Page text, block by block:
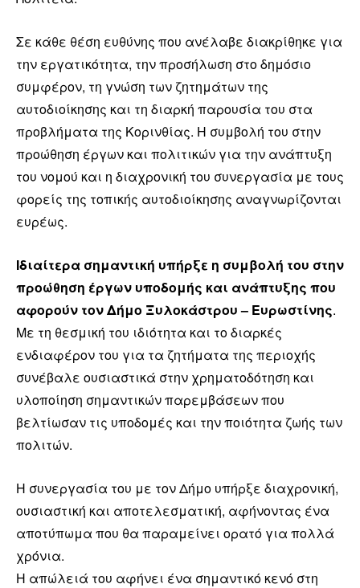
Σε κάθε θέση ευθύνης που ανέλαβε διακρίθηκε για
την εργατικότητα, την προσήλωση στο δημόσιο
συμφέρον, τη γνώση των ζητημάτων της
αυτοδιοίκησης και τη διαρκή παρουσία του στα
προβλήματα της Κορινθίας. Η συμβολή του στην
προώθηση έργων και πολιτικών για την ανάπτυξη
του νομού και η διαχρονική του συνεργασία με τους
φορείς της τοπικής αυτοδιοίκησης αναγνωρίζονται
ευρέως.
Ιδιαίτερα σημαντική υπήρξε η συμβολή του στην
προώθηση έργων υποδομής και ανάπτυξης που
αφορούν τον Δήμο Ξυλοκάστρου – Ευρωστίνης.
Με τη θεσμική του ιδιότητα και το διαρκές
ενδιαφέρον του για τα ζητήματα της περιοχής
συνέβαλε ουσιαστικά στην χρηματοδότηση και
υλοποίηση σημαντικών παρεμβάσεων που
βελτίωσαν τις υποδομές και την ποιότητα ζωής των
πολιτών.
Η συνεργασία του με τον Δήμο υπήρξε διαχρονική,
ουσιαστική και αποτελεσματική, αφήνοντας ένα
αποτύπωμα που θα παραμείνει ορατό για πολλά
χρόνια.
Η απώλειά του αφήνει ένα σημαντικό κενό στη